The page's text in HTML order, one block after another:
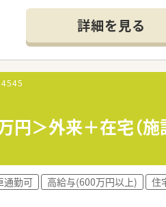
いて】
新湊庁舎前駅から徒歩10分の
器科および在宅リハビリテー
から2名の事務スタッフが勤務
展開しており、地域に根差し
退職金制度を整えており、従
に合わせた柔軟な働き方を推
に考慮し、理論年収として
昇給制度があり、賞与3ヶ月分
が充実しており、遠方からの
詳細を見る
円＞外来＋在宅（
通勤可 高給与(600万円以上) 住